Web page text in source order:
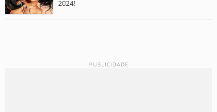
2024!